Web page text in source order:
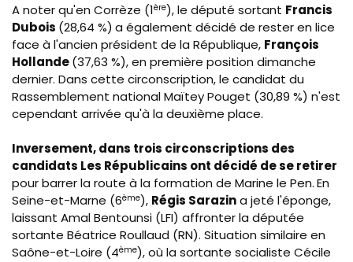
A noter qu'en Corrèze (1ère), le député sortant Francis
Dubois (28,64 %) a également décidé de rester en lice
face à l'ancien président de la République, François
Hollande(37,63 %), en première position dimanche
dernier. Dans cette circonscription, le candidat du
Rassemblement national Maïtey Pouget (30,89 %) n'est
cependant arrivée qu'à la deuxième place.
Inversement, dans trois circonscriptions des
candidats Les Républicains ont décidé de se retirer
pour barrer la route à la formation de Marine le Pen.En
Seine-et-Marne (6ème), Régis Sarazina jeté l'éponge,
laissant Amal Bentounsi (LFI) affronter la députée
sortante Béatrice Roullaud (RN). Situation similaire en
Saône-et-Loire (4ème), où la sortante socialiste Cécile